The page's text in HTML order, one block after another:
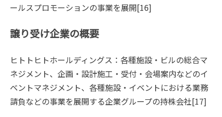
ールスプロモーションの事業を展開[16]
譲り受け企業の概要
ヒトトヒトホールディングス：各種施設・ビルの総合マ
ネジメント、企画・設計施工・受付・会場案内などのイ
ベントマネジメント、各種施設・イベントにおける業務
請負などの事業を展開する企業グループの持株会社[17]